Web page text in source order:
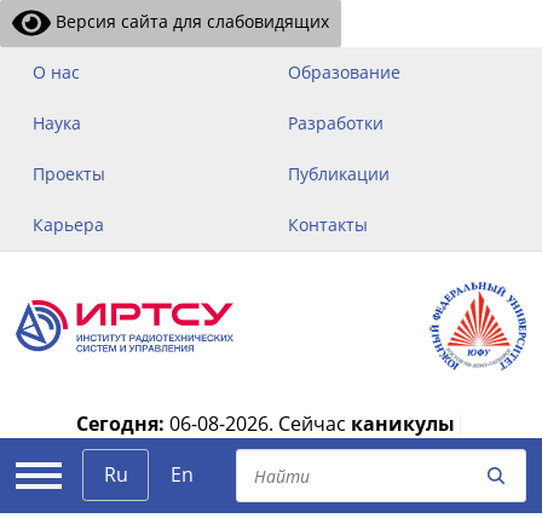
Версия сайта для слабовидящих
О нас Образование
Наука Разработки
Проекты Публикации
Карьера Контакты
Сегодня: 06-08-2026. Сейчас каникулы
Ru
En